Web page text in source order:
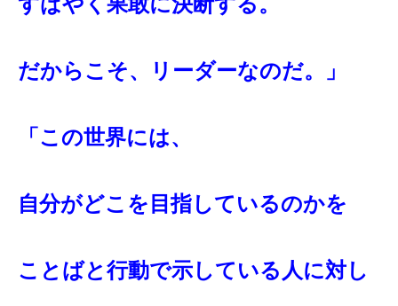
だからこそ、リーダーなのだ。」
「この世界には、
自分がどこを目指しているのかを
ことばと行動で示している人に対し